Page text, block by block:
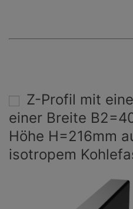
Z-Profil mit
einer Breite
Höhe H=216mm
isotropem